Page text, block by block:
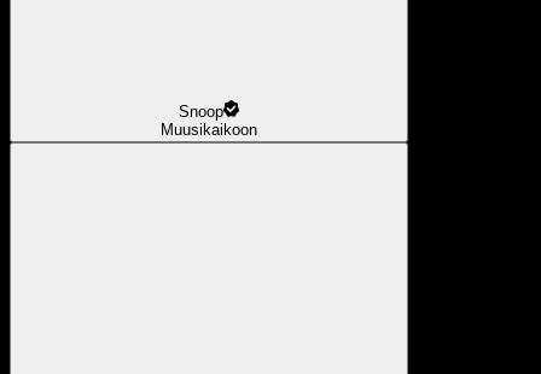
Snoop
Muusikaikoon